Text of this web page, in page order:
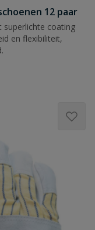
12 paar
superlichte coating
en flexibiliteit,